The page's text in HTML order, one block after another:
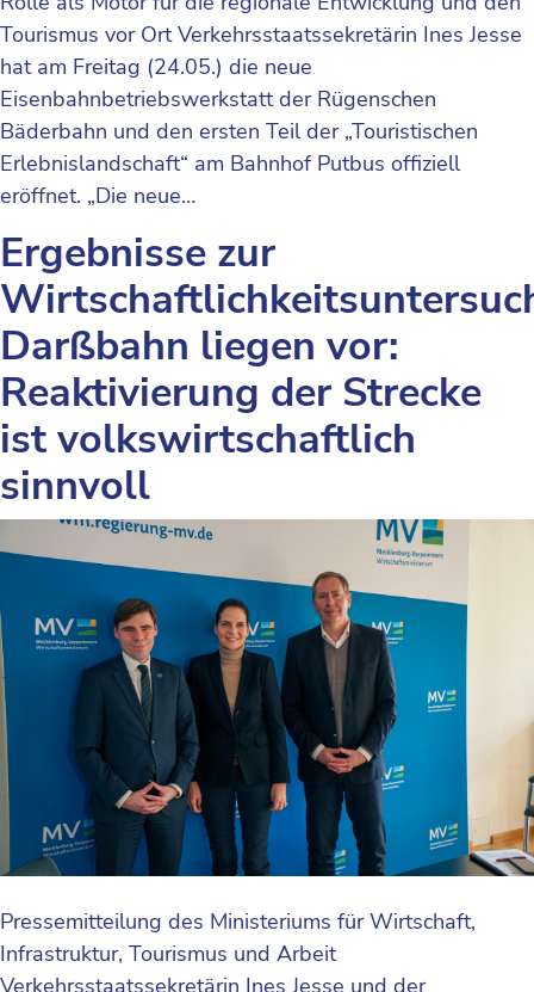
Tourismus vor Ort Verkehrsstaatssekretärin Ines Jesse
hat am Freitag (24.05.) die neue
Eisenbahnbetriebswerkstatt der Rügenschen
Bäderbahn und den ersten Teil der „Touristischen
Erlebnislandschaft“ am Bahnhof Putbus offiziell
eröffnet. „Die neue…
Ergebnisse zur
Darßbahn liegen vor:
Reaktivierung der Strecke
ist volkswirtschaftlich
sinnvoll
Pressemitteilung des Ministeriums für Wirtschaft,
Infrastruktur, Tourismus und Arbeit
Verkehrsstaatssekretärin Ines Jesse und der